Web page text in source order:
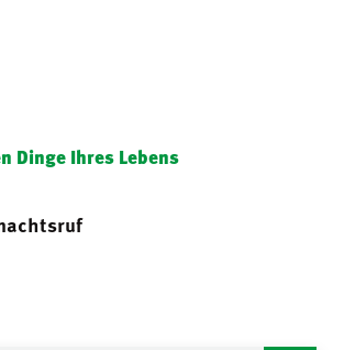
Dinge Ihres Lebens